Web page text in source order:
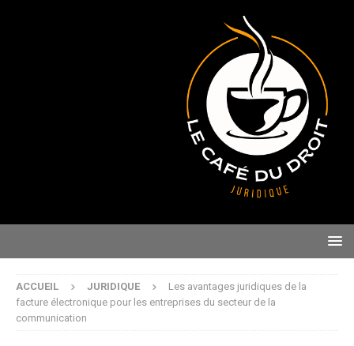
ACCUEIL JURIDIQUE
Les avantages juridiques de la
facture électronique pour les entreprises du secteur de la
communication